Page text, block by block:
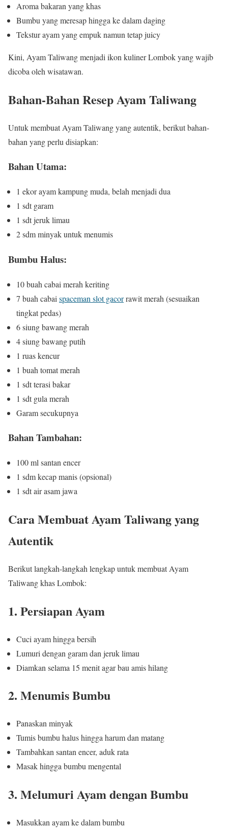
Aroma bakaran yang khas
Bumbu yang meresap hingga ke dalam daging
Tekstur ayam yang empuk namun tetap juicy
Kini, Ayam Taliwang menjadi ikon kuliner Lombok yang wajib
dicoba oleh wisatawan.
Bahan-Bahan Resep Ayam Taliwang
Untuk membuat Ayam Taliwang yang autentik, berikut bahan-
bahan yang perlu disiapkan:
Bahan Utama:
1 ekor ayam kampung muda, belah menjadi dua
1 sdt garam
1 sdt jeruk limau
2 sdm minyak untuk menumis
Bumbu Halus:
10 buah cabai merah keriting
7 buah cabai spaceman slot gacorrawit merah (sesuaikan
tingkat pedas)
6 siung bawang merah
4 siung bawang putih
1 ruas kencur
1 buah tomat merah
1 sdt terasi bakar
1 sdt gula merah
Garam secukupnya
Bahan Tambahan:
100 ml santan encer
1 sdm kecap manis (opsional)
1 sdt air asam jawa
Cara Membuat Ayam Taliwang yang
Autentik
Berikut langkah-langkah lengkap untuk membuat Ayam
Taliwang khas Lombok:
1. Persiapan Ayam
Cuci ayam hingga bersih
Lumuri dengan garam dan jeruk limau
Diamkan selama 15 menit agar bau amis hilang
2. Menumis Bumbu
Panaskan minyak
Tumis bumbu halus hingga harum dan matang
Tambahkan santan encer, aduk rata
Masak hingga bumbu mengental
3. Melumuri Ayam dengan Bumbu
Masukkan ayam ke dalam bumbu